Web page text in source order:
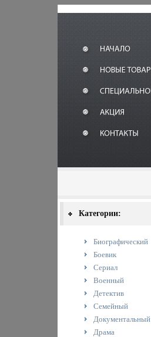
Категории:
Биографический
Боевик
Сериал
Военный
Детектив
Семейный
Документальный
Драма